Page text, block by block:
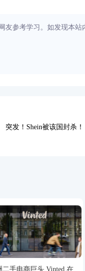
友参考学习。如发现本
突发！Shein被该国封杀！
二手电商巨头 Vinted 在